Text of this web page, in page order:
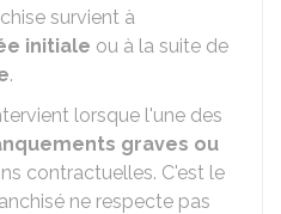
survient à
initiale ou à la suite de
.
lorsque l'une des
graves ou
contractuelles. C'est le
ne respecte pas